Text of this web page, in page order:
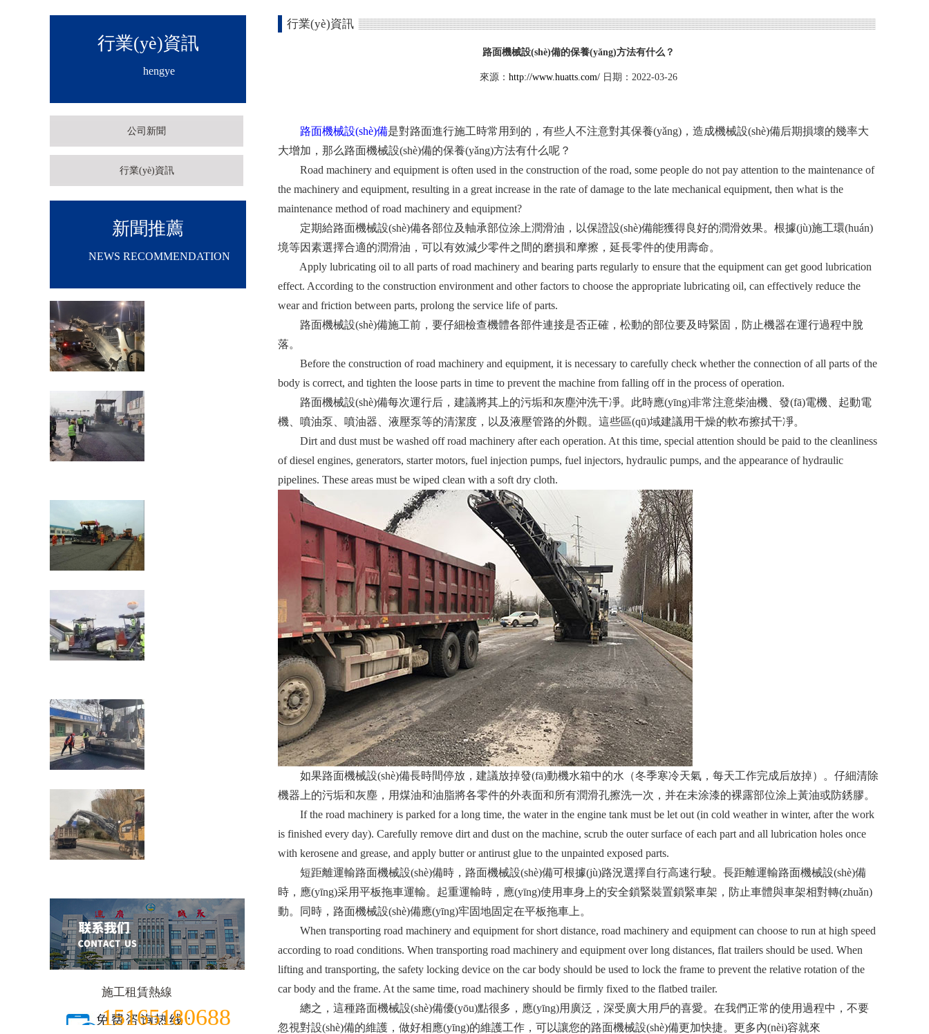
行業(yè)資訊
hengye
公司新聞
行業(yè)資訊
新聞推薦
NEWS RECOMMENDATION
施工租賃熱線
15165180688
行業(yè)資訊
路面機械設(shè)備的保養(yǎng)方法有什么？
來源： http://www.huatts.com/ 日期：2022-03-26
路面機械設(shè)備是對路面進行施工時常用到的，有些人不注意對其保養(yǎng)，造成機械設(shè)備后期損壞的幾率大
大增加，那么路面機械設(shè)備的保養(yǎng)方法有什么呢？
Road machinery and equipment is often used in the construction of the road, some people do not pay attention to the maintenance of
the machinery and equipment, resulting in a great increase in the rate of damage to the late mechanical equipment, then what is the
maintenance method of road machinery and equipment?
定期給路面機械設(shè)備各部位及軸承部位涂上潤滑油，以保證設(shè)備能獲得良好的潤滑效果。根據(jù)施工環(huán)
境等因素選擇合適的潤滑油，可以有效減少零件之間的磨損和摩擦，延長零件的使用壽命。
Apply lubricating oil to all parts of road machinery and bearing parts regularly to ensure that the equipment can get good lubrication
effect. According to the construction environment and other factors to choose the appropriate lubricating oil, can effectively reduce the
wear and friction between parts, prolong the service life of parts.
路面機械設(shè)備施工前，要仔細檢查機體各部件連接是否正確，松動的部位要及時緊固，防止機器在運行過程中脫
落。
Before the construction of road machinery and equipment, it is necessary to carefully check whether the connection of all parts of the
body is correct, and tighten the loose parts in time to prevent the machine from falling off in the process of operation.
路面機械設(shè)備每次運行后，建議將其上的污垢和灰塵沖洗干凈。此時應(yīng)非常注意柴油機、發(fā)電機、起動電
機、噴油泵、噴油器、液壓泵等的清潔度，以及液壓管路的外觀。這些區(qū)域建議用干燥的軟布擦拭干凈。
Dirt and dust must be washed off road machinery after each operation. At this time, special attention should be paid to the cleanliness
of diesel engines, generators, starter motors, fuel injection pumps, fuel injectors, hydraulic pumps, and the appearance of hydraulic
pipelines. These areas must be wiped clean with a soft dry cloth.
如果路面機械設(shè)備長時間停放，建議放掉發(fā)動機水箱中的水（冬季寒冷天氣，每天工作完成后放掉）。仔細清除
機器上的污垢和灰塵，用煤油和油脂將各零件的外表面和所有潤滑孔擦洗一次，并在未涂漆的裸露部位涂上黃油或防銹膠。
If the road machinery is parked for a long time, the water in the engine tank must be let out (in cold weather in winter, after the work
is finished every day). Carefully remove dirt and dust on the machine, scrub the outer surface of each part and all lubrication holes once
with kerosene and grease, and apply butter or antirust glue to the unpainted exposed parts.
短距離運輸路面機械設(shè)備時，路面機械設(shè)備可根據(jù)路況選擇自行高速行駛。長距離運輸路面機械設(shè)備
時，應(yīng)采用平板拖車運輸。起重運輸時，應(yīng)使用車身上的安全鎖緊裝置鎖緊車架，防止車體與車架相對轉(zhuǎn)
動。同時，路面機械設(shè)備應(yīng)牢固地固定在平板拖車上。
When transporting road machinery and equipment for short distance, road machinery and equipment can choose to run at high speed
according to road conditions. When transporting road machinery and equipment over long distances, flat trailers should be used. When
lifting and transporting, the safety locking device on the car body should be used to lock the frame to prevent the relative rotation of the
car body and the frame. At the same time, road machinery should be firmly fixed to the flatbed trailer.
總之，這種路面機械設(shè)備優(yōu)點很多，應(yīng)用廣泛，深受廣大用戶的喜愛。在我們正常的使用過程中，不要
忽視對設(shè)備的維護，做好相應(yīng)的維護工作，可以讓您的路面機械設(shè)備更加快捷。更多內(nèi)容就來